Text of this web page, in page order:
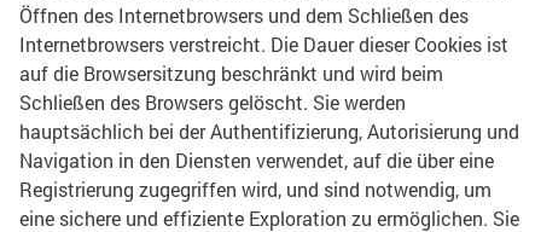
Öffnen des Internetbrowsers und dem Schließen des
Internetbrowsers verstreicht. Die Dauer dieser Cookies ist
auf die Browsersitzung beschränkt und wird beim
Schließen des Browsers gelöscht. Sie werden
hauptsächlich bei der Authentifizierung, Autorisierung und
Navigation in den Diensten verwendet, auf die über eine
Registrierung zugegriffen wird, und sind notwendig, um
eine sichere und effiziente Exploration zu ermöglichen. Sie